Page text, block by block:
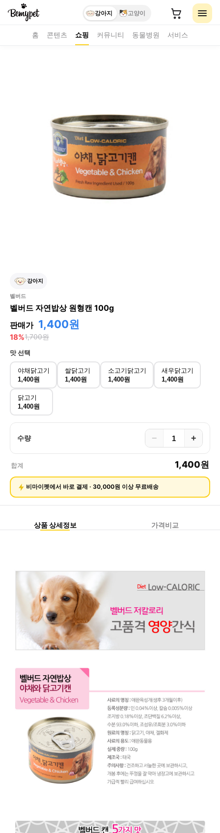
강아지 고양이
홈 콘텐츠 쇼핑 커뮤니티 동물병원 서비스
강아지
벨버드
벨버드 자연밥상 원형캔 100g
판매가 1,400원
18%1,700원
맛선택
야채닭고기
1,400원
쌀닭고기
1,400원
소고기닭고기
1,400원
새우닭고기
1,400원
닭고기
1,400원
수량 − +
합계 1,400원
비마이펫에서 바로 결제 · 30,000원 이상 무료배송
상품 상세정보 가격비교